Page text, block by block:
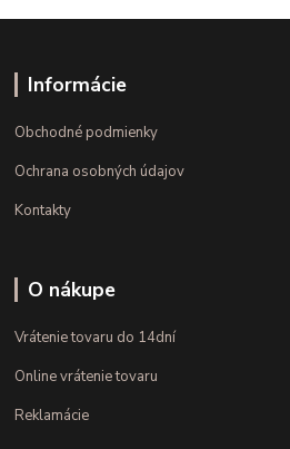
Informácie
Obchodné podmienky
Ochrana osobných údajov
Kontakty
O nákupe
Vrátenie tovaru do 14dní
Online vrátenie tovaru
Reklamácie